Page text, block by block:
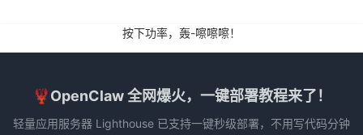
按下功率，轰-嚓嚓嚓！
🦞OpenClaw 全网爆火，一键部署教程来了！
轻量应用服务器 Lighthouse 已支持一键秒级部署，不用写代码分钟